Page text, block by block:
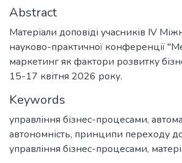
Abstract
Матеріали доповіді учасників IV
науково-практичної конференції
маркетинг як фактори розвитку
15-17 квітня 2026 року.
Keywords
управління бізнес-процесами,
автономність, принципи переходу
управління бізнес-процесами,